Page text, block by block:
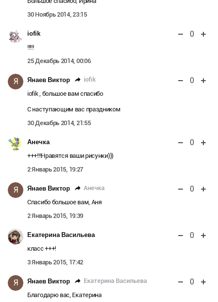
30 Ноябрь 2014, 23:15
iofik 0
!!!!!
25 Декабрь 2014, 00:06
Я Янаев Виктор iofik 0
iofik , большое вам спасибо
С наступающим вас праздником
30 Декабрь 2014, 21:55
Анечка 0
+++!!!Нравятся ваши рисунки)))
2 Январь 2015, 19:27
Я Янаев Виктор Анечка 0
Спасибо большое вам, Аня
2 Январь 2015, 19:39
Екатерина Васильева 0
класс +++!
3 Январь 2015, 17:42
Я Янаев Виктор Екатерина Васильева 0
Благодарю вас, Екатерина